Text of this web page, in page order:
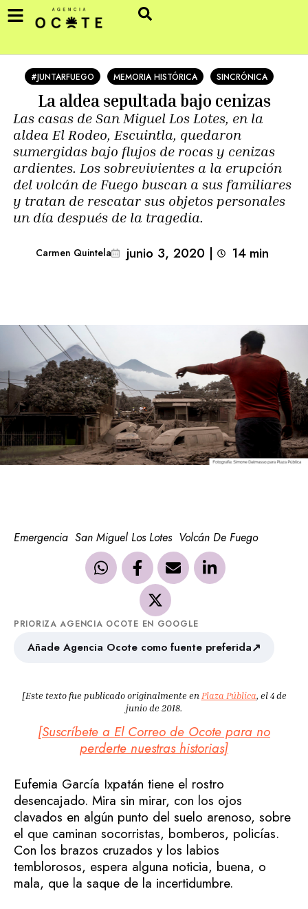
#JUNTARFUEGO MEMORIA HISTÓRICA SINCRÓNICA
La aldea sepultada bajo cenizas
Las casas de San Miguel Los Lotes, en la
aldea El Rodeo, Escuintla, quedaron
sumergidas bajo flujos de rocas y cenizas
ardientes. Los sobrevivientes a la erupción
del volcán de Fuego buscan a sus familiares
y tratan de rescatar sus objetos personales
un día después de la tragedia.
Carmen Quintela junio 3, 2020 | 14 min
Emergencia San Miguel Los Lotes Volcán De Fuego
PRIORIZA AGENCIA OCOTE EN GOOGLE
Añade Agencia Ocote como fuente preferida↗
[Este texto fue publicado originalmente en Plaza Pública, el 4 de
junio de 2018.
[Suscríbete a El Correo de Ocote para no
perderte nuestras historias]
Eufemia García Ixpatán tiene el rostro
desencajado. Mira sin mirar, con los ojos
clavados en algún punto del suelo arenoso, sobre
el que caminan socorristas, bomberos, policías.
Con los brazos cruzados y los labios
temblorosos, espera alguna noticia, buena, o
mala, que la saque de la incertidumbre.